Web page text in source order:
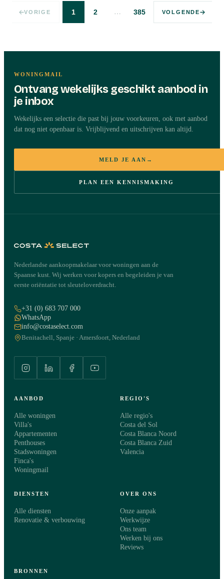
VORIGE 1 2 … 385 VOLGENDE
WONINGMAIL
Ontvang wekelijks geschikt aanbod in
je inbox
Wekelijks een selectie die past bij jouw voorkeuren, ook met aanbod
dat nog niet openbaar is. Vrijblijvend en uitschrijven kan altijd.
MELD JE AAN →
PLAN EEN KENNISMAKING
Nederlandse aankoopmakelaar voor woningen aan de
Spaanse kust. Wij werken voor kopers en begeleiden je van
eerste oriëntatie tot sleuteloverdracht.
+31 (0) 683 707 000
WhatsApp
info@costaselect.com
Benitachell, Spanje · Amersfoort, Nederland
AANBOD
Alle woningen
Villa's
Appartementen
Penthouses
Stadswoningen
Finca's
Woningmail
REGIO'S
Alle regio's
Costa del Sol
Costa Blanca Noord
Costa Blanca Zuid
Valencia
DIENSTEN
Alle diensten
Renovatie & verbouwing
OVER ONS
Onze aanpak
Werkwijze
Ons team
Werken bij ons
Reviews
BRONNEN